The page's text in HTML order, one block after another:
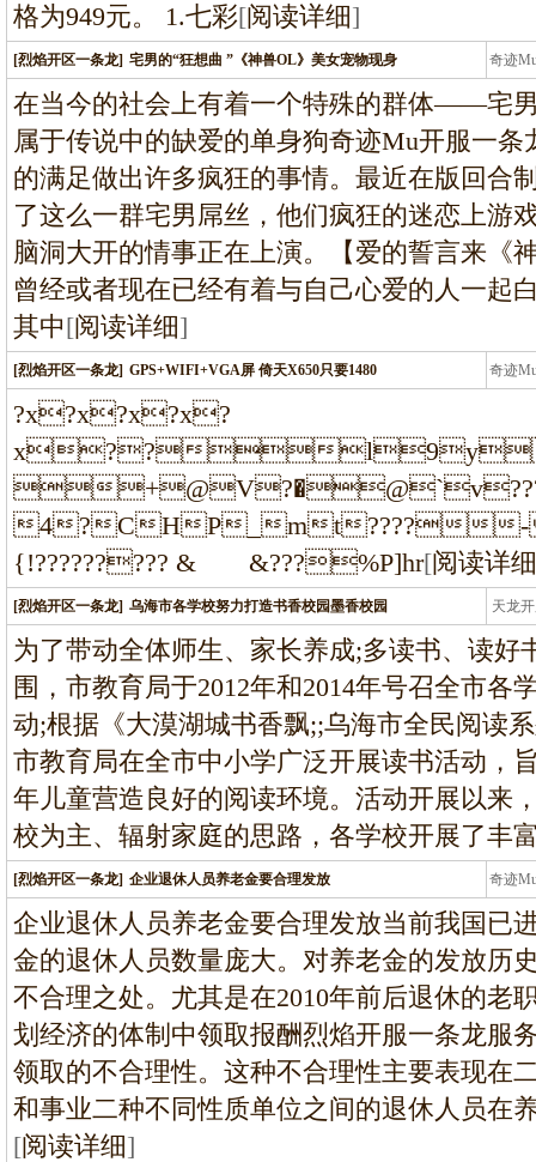
格为949元。 1.七彩[阅读详细]
[烈焰开区一条龙] 宅男的“狂想曲 ”《神兽OL》美女宠物现身 奇迹
条
在当今的社会上有着一个特殊的群体——宅
属于传说中的缺爱的单身狗奇迹Mu开服一
的满足做出许多疯狂的事情。最近在版回合
了这么一群宅男屌丝，他们疯狂的迷恋上游
脑洞大开的情事正在上演。【爱的誓言来《
曾经或者现在已经有着与自己心爱的人一起
其中[阅读详细]
[烈焰开区一条龙] GPS+WIFI+VGA屏 倚天X650只要1480 奇迹
?x?x?x?x?
x??

4?CHP_mt????-}
{!????????? & &???%P]hr[阅读详细
[烈焰开区一条龙] 乌海市各学校努力打造书香校园墨香校园 天龙
龙
为了带动全体师生、家长养成;多读书、读好
围，市教育局于2012年和2014年号召全市各
动;根据《大漠湖城书香飘;;乌海市全民阅读
市教育局在全市中小学广泛开展读书活动，
年儿童营造良好的阅读环境。活动开展以来
校为主、辐射家庭的思路，各学校开展了丰
[烈焰开区一条龙] 企业退休人员养老金要合理发放 奇迹
条
企业退休人员养老金要合理发放当前我国已
金的退休人员数量庞大。对养老金的发放历
不合理之处。尤其是在2010年前后退休的老
划经济的体制中领取报酬烈焰开服一条龙服
领取的不合理性。这种不合理性主要表现在
和事业二种不同性质单位之间的退休人员在
[阅读详细]